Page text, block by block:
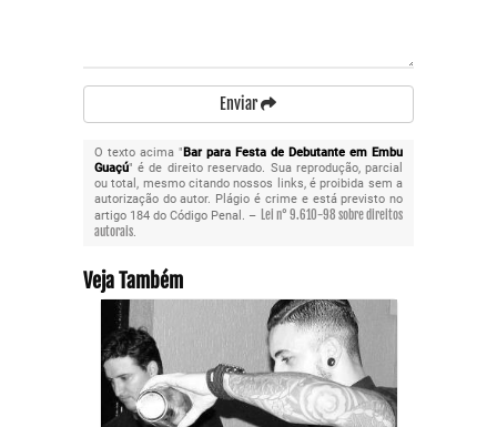
Enviar
O texto acima "Bar para Festa de Debutante em Embu
Guaçú" é de direito reservado. Sua reprodução, parcial
ou total, mesmo citando nossos links, é proibida sem a
autorização do autor. Plágio é crime e está previsto no
artigo 184 do Código Penal. – Lei n° 9.610-98 sobre direitos
autorais.
Veja Também